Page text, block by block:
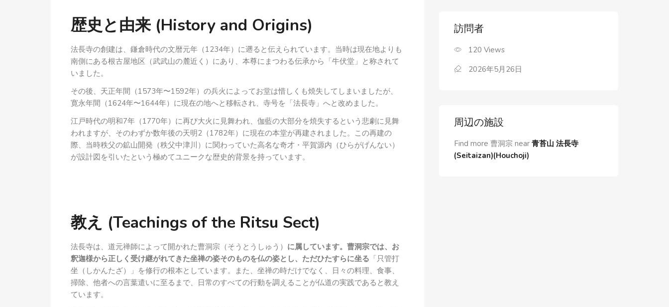
歴史と由来 (History and Origins)
法長寺の創建は、鎌倉時代の文暦元年（1234年）に遡ると伝えられています。当時は現在地よりも
南側にある根古屋地区（武武山の麓近く）にあり、本尊にまつわる伝承から「牛伏堂」と称されて
いました。
その後、天正年間（1573年〜1592年）の兵火によってお堂は惜しくも焼失してしまいましたが、
寛永年間（1624年〜1644年）に現在の地へと移転され、寺号を「法長寺」へと改めました。
江戸時代の明和7年（1770年）に再び大火に見舞われ、伽藍の大部分を焼失するという悲劇に見舞
われますが、そのわずか数年後の天明2（1782年）に現在の本堂が再建されました。この再建の
際、当時秩父の鉱山開発（秩父中津川）に関わっていた高名な奇才・平賀源内（ひらがげんない）
が設計図を引いたという極めてユニークな歴史的背景を持っています。
教え (Teachings of the Ritsu Sect)
法長寺は、道元禅師によって開かれた曹洞宗（そうとうしゅう） に属しています。曹洞宗では、お
釈迦様から正しく受け継がれてきた坐禅の姿そのものを仏の姿とし、ただひたすらに坐る 「只管打
坐（しかんたざ）」を修行の根本としています。また、坐禅の時だけでなく、日々の料理、食事、
掃除、他者への言葉遣いに至るまで、日常のすべての行動を調えることが仏道の実践であると教え
ています。
訪問者
120 Views
2026年5月26日
周辺の施設
Find more 曹洞宗 near 青苔山 法長寺
(Seitaizan)(Houchoji)